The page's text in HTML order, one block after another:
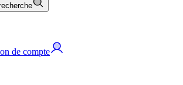
de compte